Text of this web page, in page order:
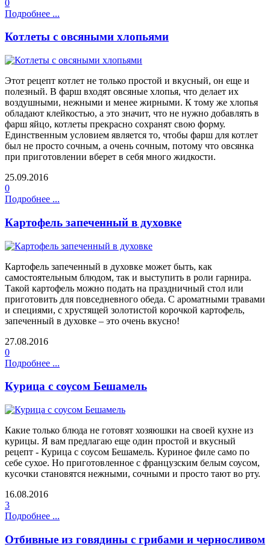
0
Подробнее ...
Котлеты с овсяными хлопьями
Этот рецепт котлет не только простой и вкусный, он еще и
полезный. В фарш входят овсяные хлопья, что делает их
воздушными, нежными и менее жирными. К тому же хлопья
обладают клейкостью, а это значит, что не нужно добавлять в
фарш яйцо, котлеты прекрасно сохранят свою форму.
Единственным условием является то, чтобы фарш для котлет
был не просто сочным, а очень сочным, потому что овсянка
при приготовлении вберет в себя много жидкости.
25.09.2016
0
Подробнее ...
Картофель запеченный в духовке
Картофель запеченный в духовке может быть, как
самостоятельным блюдом, так и выступить в роли гарнира.
Такой картофель можно подать на праздничный стол или
приготовить для повседневного обеда. С ароматными травами
и специями, с хрустящей золотистой корочкой картофель,
запеченный в духовке – это очень вкусно!
27.08.2016
0
Подробнее ...
Курица с соусом Бешамель
Какие только блюда не готовят хозяюшки на своей кухне из
курицы. Я вам предлагаю еще один простой и вкусный
рецепт - Курица с соусом Бешамель. Куриное филе само по
себе сухое. Но приготовленное с французским белым соусом,
кусочки становятся нежными, сочными и просто тают во рту.
16.08.2016
3
Подробнее ...
Отбивные из говядины с грибами и черносливом